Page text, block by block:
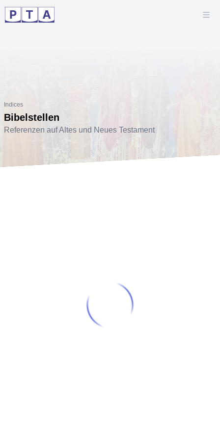
Indices
Bibelstellen
Referenzen auf Altes und Neues Testament